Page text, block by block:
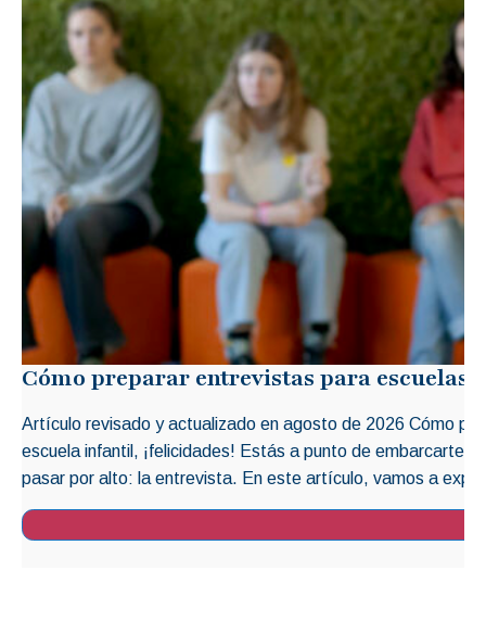
Cómo preparar entrevistas para escuelas
Artículo revisado y actualizado en agosto de 2026 Cómo
escuela infantil, ¡felicidades! Estás a punto de embarcarte
pasar por alto: la entrevista. En este artículo, vamos a